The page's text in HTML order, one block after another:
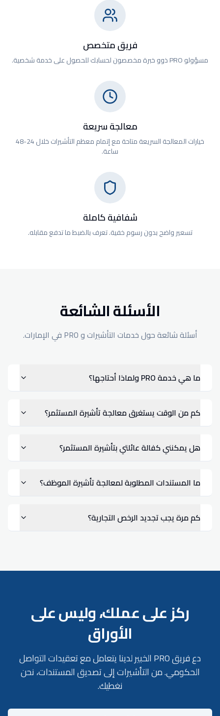
فريق متخصص
مسؤولو PRO ذوو خبرة مخصصون لحسابك للحصول على خدمة شخصية.
معالجة سريعة
خيارات المعالجة السريعة متاحة مع إتمام معظم التأشيرات خلال 24-48
ساعة.
شفافية كاملة
تسعير واضح بدون رسوم خفية. تعرف بالضبط ما تدفع مقابله.
الأسئلة الشائعة
أسئلة شائعة حول خدمات التأشيرات و PRO في الإمارات.
ما هي خدمة PRO ولماذا أحتاجها؟
كم من الوقت يستغرق معالجة تأشيرة المستثمر؟
هل يمكنني كفالة عائلتي بتأشيرة المستثمر؟
ما المستندات المطلوبة لمعالجة تأشيرة الموظف؟
كم مرة يجب تجديد الرخص التجارية؟
ركز على عملك، وليس على
الأوراق
دع فريق PRO الخبير لدينا يتعامل مع تعقيدات التواصل
الحكومي. من التأشيرات إلى تصديق المستندات، نحن
نغطيك.